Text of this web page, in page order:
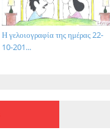
Η γελοιογραφία της ημέρας 22-
10-201...